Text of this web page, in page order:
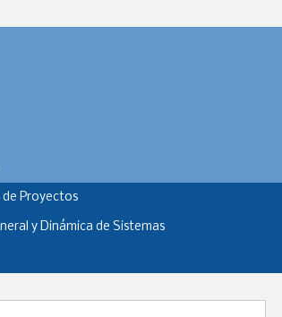
Proyectos
y Dinámica de Sistemas